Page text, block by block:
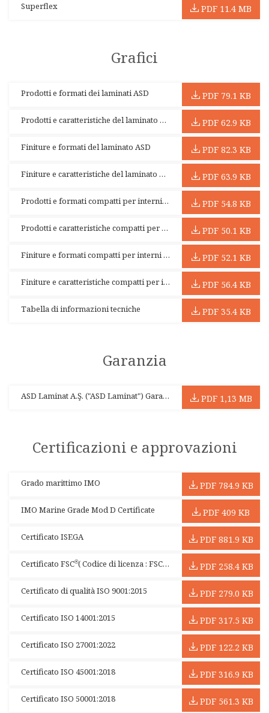
Superflex PDF 11.4 MB
Grafici
Prodotti e formati dei laminati ASD PDF 79.1 KB
Prodotti e caratteristiche del laminato ASD PDF 62.9 KB
Finiture e formati del laminato ASD PDF 82.3 KB
Finiture e caratteristiche del laminato ASD PDF 63.9 KB
Prodotti e formati compatti per interni ASD PDF 54.8 KB
Prodotti e caratteristiche compatti per interni ASD PDF 50.1 KB
Finiture e formati compatti per interni ASD PDF 52.1 KB
Finiture e caratteristiche compatti per interni ASD PDF 56.4 KB
Tabella di informazioni tecniche PDF 35.4 KB
Garanzia
ASD Laminat A.Ş. ("ASD Laminat") Garanzia limitata standard di dieci (10) anni di Sphere by ASD PDF 1,13 MB
Certificazioni e approvazioni
Grado marittimo IMO PDF 784.9 KB
IMO Marine Grade Mod D Certificate PDF 409 KB
Certificato ISEGA PDF 881.9 KB
Certificato FSC®
( Codice di licenza : FSC - C113019 ) PDF 258.4 KB
Certificato di qualità ISO 9001:2015 PDF 279.0 KB
Certificato ISO 14001:2015 PDF 317.5 KB
Certificato ISO 27001:2022 PDF 122.2 KB
Certificato ISO 45001:2018 PDF 316.9 KB
Certificato ISO 50001:2018 PDF 561.3 KB